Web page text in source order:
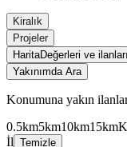
Kiralık
Projeler
HaritaDeğerleri ve
Yakınımda Ara
Konumuna yakın
0.5km5km10km15km
İl Temizle